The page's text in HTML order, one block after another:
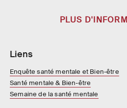
PLUS
Liens
Enquête santé mentale et Bien-être
Santé mentale & Bien-être
Semaine de la santé mentale